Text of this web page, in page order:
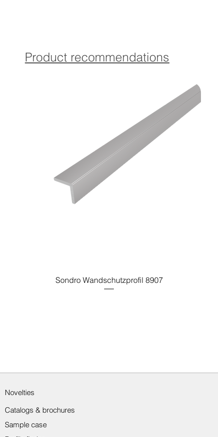
Product recommendations
Sondro Wandschutzprofil 8907
abgestimmter Farbe für eine optimale Befestigung.
Catalogs & brochures
Novelties
Sample case